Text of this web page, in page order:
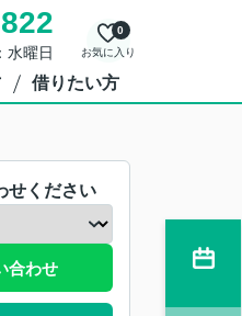
曜日 お気に入り
0
借りたい方
せください
合わせ